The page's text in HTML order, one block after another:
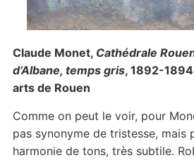
Claude Monet, Cathédrale
d’Albane, temps gris, 1892-
arts de Rouen
Comme on peut le voir, pour
pas synonyme de tristesse, mais
harmonie de tons, très subtile.